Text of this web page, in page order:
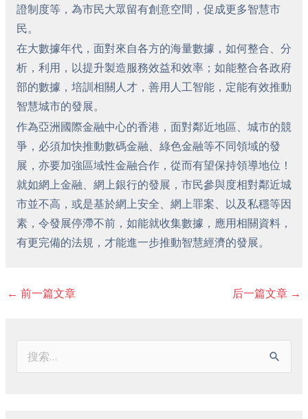
證制度等，為市民大眾留有創意空間，促成更多智慧市
民。
在大數據年代，面對來自各方的海量數據，如何整合、分
析，利用，以提升製造服務效益和效率；如能整合各政府
部的數據，培訓相關人才，善用人工智能，定能有效推動
智慧城市的發展。
作為亞洲國際金融中心的香港，面對鄰近地區、城市的競
爭，必須加快推動數碼金融、綠色金融等不同領域的發
展，亦要加強區域性金融合作，從而有望保持領導地位！
就如網上金融、網上銀行的發展，市民參與度相對鄰近城
市並不高，或是基於網上安全、網上罪案、以及私穩等因
素，令發展停滯不前，如能就收集數據，應用相關資料，
有更完備的法規，才能進一步推動智慧經濟的發展。
← 前一篇文章 后一篇文章 →